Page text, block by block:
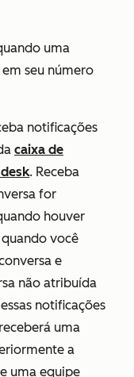
uma
seu número
notificações
caixa de
. Receba
for
houver
você
e
não atribuída
notificações
uma
a
uma equipe